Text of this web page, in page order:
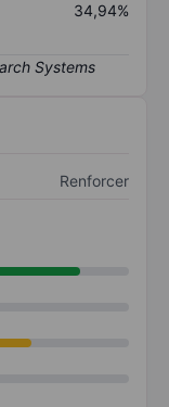
34,94%
Renforcer